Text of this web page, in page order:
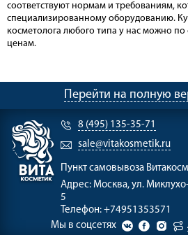
соответствуют нормам и требованиям,
специализированному оборудованию.
косметолога любого типа у нас можно
ценам.
Перейти на полную
8 (495) 135-35-71
sale@vitakosmetik.ru
Пункт самовывоза
Адрес: Москва, ул.
5
Телефон: +74951353571
Мы в соцсетях